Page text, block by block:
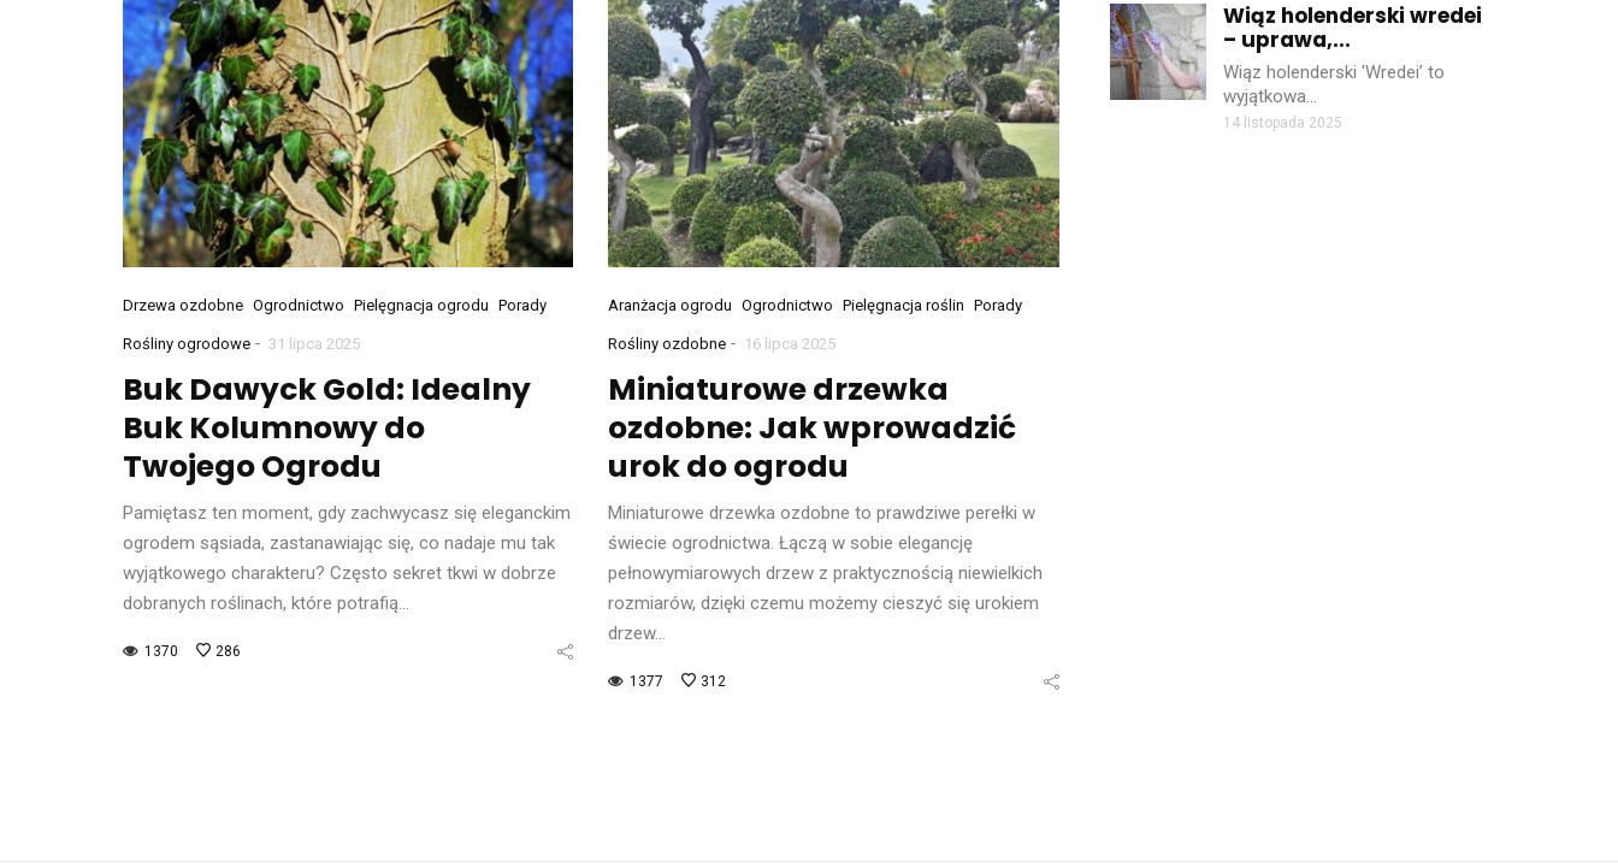
Drzewa ozdobne Ogrodnictwo Pielęgnacja ogrodu Porady
Rośliny ogrodowe - 31 lipca 2025
Buk Dawyck Gold: Idealny
Buk Kolumnowy do
Twojego Ogrodu
Pamiętasz ten moment, gdy zachwycasz się eleganckim
ogrodem sąsiada, zastanawiając się, co nadaje mu tak
wyjątkowego charakteru? Często sekret tkwi w dobrze
dobranych roślinach, które potrafią…
1370 286
Aranżacja ogrodu Ogrodnictwo Pielęgnacja roślin Porady
Rośliny ozdobne - 16 lipca 2025
Miniaturowe drzewka
ozdobne: Jak wprowadzić
urok do ogrodu
Miniaturowe drzewka ozdobne to prawdziwe perełki w
świecie ogrodnictwa. Łączą w sobie elegancję
pełnowymiarowych drzew z praktycznością niewielkich
rozmiarów, dzięki czemu możemy cieszyć się urokiem
drzew…
1377 312
Wiąz holenderski wredei
– uprawa,...
Wiąz holenderski 'Wredei’ to
wyjątkowa…
14 listopada 2025